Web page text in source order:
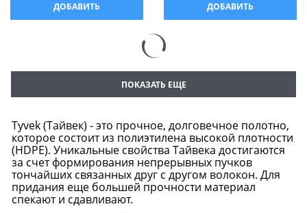
ДОБАВИТЬ ДОБАВИТЬ
ПОКАЗАТЬ ЕЩЕ
Tyvek (Тайвек) - это прочное, долговечное полотно,
которое состоит из полиэтилена высокой плотности
(HDPE). Уникальные свойства Тайвека достигаются
за счет формирования непрерывных пучков
тончайших связанных друг с другом волокон. Для
придания еще большей прочности материал
спекают и сдавливают.